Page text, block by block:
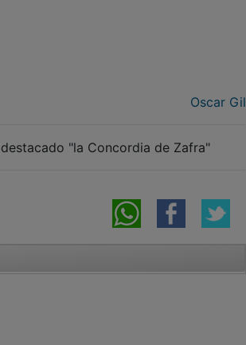
Oscar Gil
"la Concordia de Zafra"